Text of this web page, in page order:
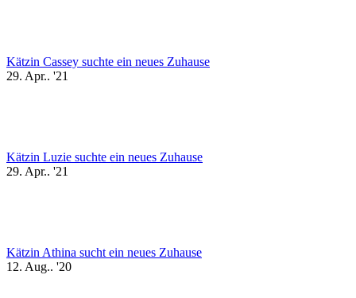
Kätzin Cassey suchte ein neues Zuhause
29. Apr.. '21
Kätzin Luzie suchte ein neues Zuhause
29. Apr.. '21
Kätzin Athina sucht ein neues Zuhause
12. Aug.. '20